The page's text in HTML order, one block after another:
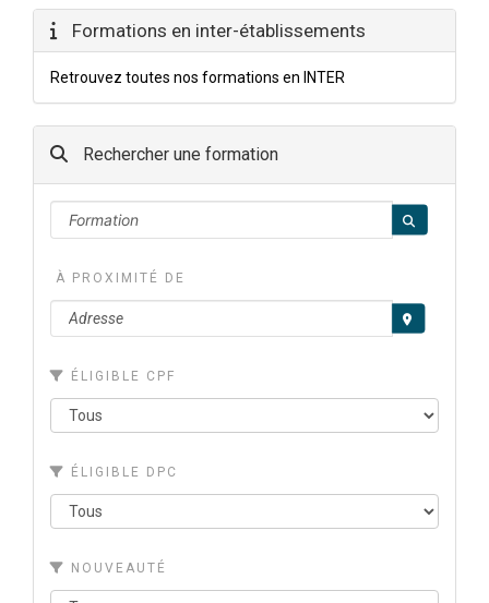
Formations en inter-établissements
Retrouvez toutes nos formations en INTER
Rechercher une formation
À PROXIMITÉ DE
ÉLIGIBLE CPF
ÉLIGIBLE DPC
NOUVEAUTÉ